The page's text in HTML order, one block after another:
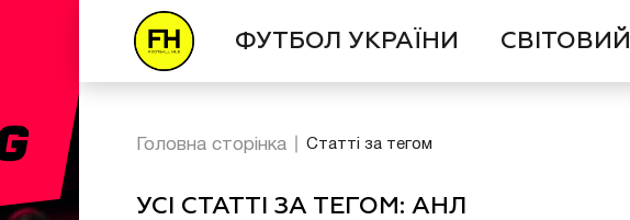
ФУТБОЛ УКРАЇНИ
Головна сторінка Статті за тегом
УСІ СТАТТІ ЗА ТЕГОМ: АНЛ